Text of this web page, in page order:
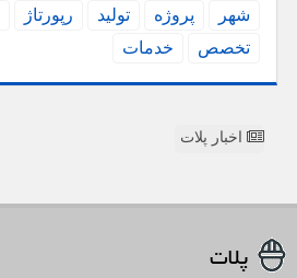
شهر پروژه تولید رپورتاژ
تخصص
خدمات
اخبار پلات
پلات